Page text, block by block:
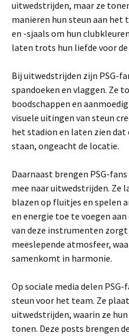
uitwedstrijden, maar ze
manieren hun steun aan het
en -sjaals om hun
laten trots hun liefde voor de
Bij uitwedstrijden zijn PSG-
spandoeken en vlaggen. Ze
boodschappen en
visuele uitingen van steun
het stadion en laten zien dat
staan, ongeacht de locatie.
Daarnaast brengen PSG-
mee naar uitwedstrijden. Ze
blazen op fluitjes en spelen
en energie toe te voegen
van deze instrumenten zorgt
meeslepende atmosfeer,
samenkomt in harmonie.
Op sociale media delen
steun voor het team. Ze
uitwedstrijden, waarin ze
tonen. Deze posts brengen